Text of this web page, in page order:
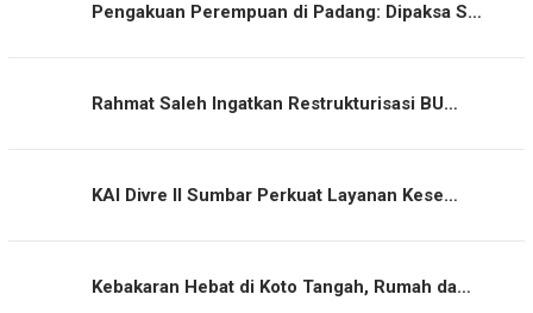
Pengakuan Perempuan di Padang: Dipaksa S…
Rahmat Saleh Ingatkan Restrukturisasi BU…
KAI Divre II Sumbar Perkuat Layanan Kese…
Kebakaran Hebat di Koto Tangah, Rumah da…